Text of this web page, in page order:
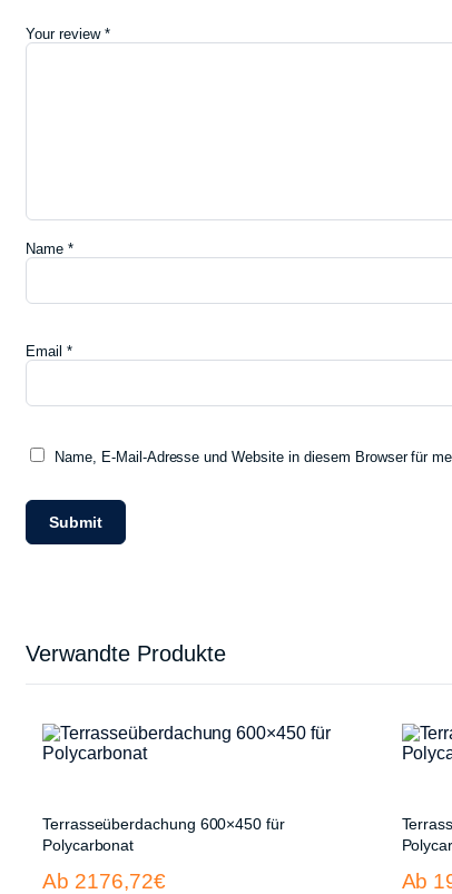
Your review *
Name *
Email *
Name, E-Mail-Adresse und Website in diesem Browser für
Verwandte Produkte
Terrasseüberdachung 600×450 für
Polycarbonat
Ab 2176,72€ Ab